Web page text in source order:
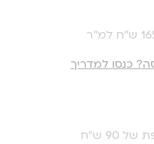
למ''ר
כנסו למדריך
90 ש"ח